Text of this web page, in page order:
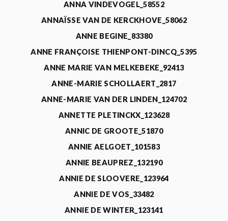
ANNA VINDEVOGEL_58552
ANNAÏSSE VAN DE KERCKHOVE_58062
ANNE BEGINE_83380
ANNE FRANÇOISE THIENPONT-DINCQ_5395
ANNE MARIE VAN MELKEBEKE_92413
ANNE-MARIE SCHOLLAERT_2817
ANNE-MARIE VAN DER LINDEN_124702
ANNETTE PLETINCKX_123628
ANNIC DE GROOTE_51870
ANNIE AELGOET_101583
ANNIE BEAUPREZ_132190
ANNIE DE SLOOVERE_123964
ANNIE DE VOS_33482
ANNIE DE WINTER_123141